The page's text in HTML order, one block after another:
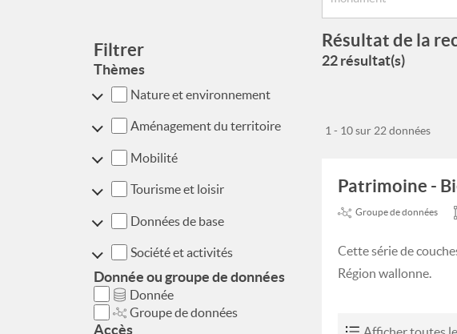
Filtrer
Thèmes
Nature et environnement
Aménagement du territoire
Mobilité
Tourisme et loisir
Données de base
Société et activités
Donnée ou groupe de données
Donnée
Groupe de données
Accès
Résultat de la
22 résultat(s)
1 - 10 sur 22 données
Patrimoine -
Groupe de données
Cette série de
Région wallonne.